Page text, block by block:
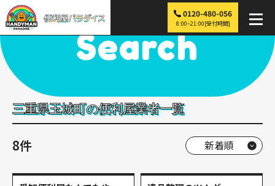
0120-480-056
8:00~21:00[受付時間]
便利屋パラダイス > 探す > 玉城町
Search
三重県玉城町の便利屋業者一覧
8件